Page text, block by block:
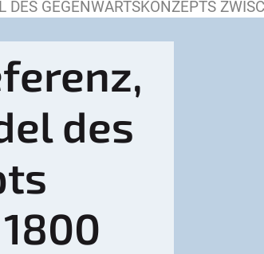
GEGENWARTSKONZEPTS
des